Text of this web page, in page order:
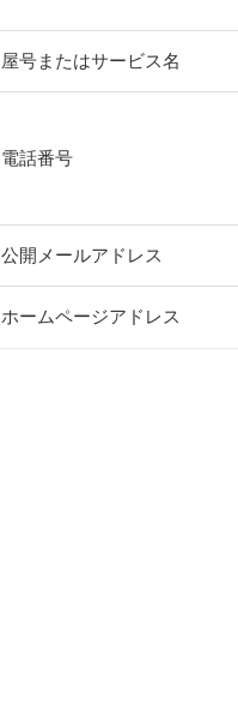
屋号またはサービス名
電話番号
公開メールアドレス
ホームページアドレス